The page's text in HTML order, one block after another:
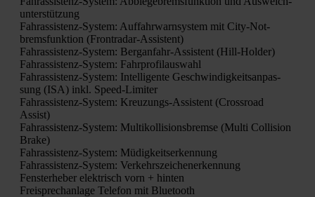
un­ter­stüt­zung
Fahr­as­sis­tenz-Sys­tem: Auf­fahr­warn­sys­tem mit City-Not­
brems­funk­ti­on (Front­ra­dar-Assis­tent)
Fahr­as­sis­tenz-Sys­tem: Berg­an­fahr-Assis­tent (Hill-Hol­der)
Fahr­as­sis­tenz-Sys­tem: Fahr­pro­fil­aus­wahl
Fahr­as­sis­tenz-Sys­tem: Intel­li­gen­te Geschwin­dig­keits­an­pas­
sung (ISA) inkl. Speed-Limi­ter
Fahr­as­sis­tenz-Sys­tem: Kreu­zungs-Assis­tent (Cross­road
Assist)
Fahr­as­sis­tenz-Sys­tem: Mul­ti­kol­li­si­ons­brem­se (Mul­ti Col­li­si­on
Bra­ke)
Fahr­as­sis­tenz-Sys­tem: Müdig­keits­er­ken­nung
Fahr­as­sis­tenz-Sys­tem: Ver­kehrs­zei­chen­er­ken­nung
Fens­ter­he­ber elek­trisch vorn + hin­ten
Frei­sprech­an­la­ge Tele­fon mit Blue­tooth